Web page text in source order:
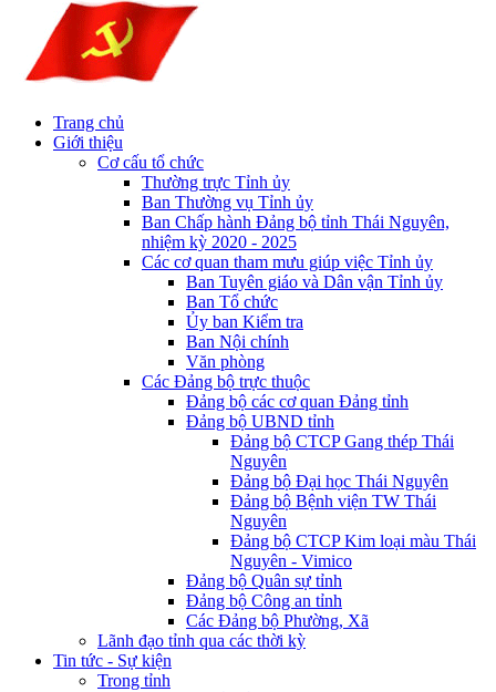
Trang chủ
Giới thiệu
Cơ cấu tổ chức
Thường trực Tỉnh ủy
Ban Thường vụ Tỉnh ủy
Ban Chấp hành Đảng bộ tỉnh Thái Nguyên,
nhiệm kỳ 2020 - 2025
Các cơ quan tham mưu giúp việc Tỉnh ủy
Ban Tuyên giáo và Dân vận Tỉnh ủy
Ban Tổ chức
Ủy ban Kiểm tra
Ban Nội chính
Văn phòng
Các Đảng bộ trực thuộc
Đảng bộ các cơ quan Đảng tỉnh
Đảng bộ UBND tỉnh
Đảng bộ CTCP Gang thép Thái
Nguyên
Đảng bộ Đại học Thái Nguyên
Đảng bộ Bệnh viện TW Thái
Nguyên
Đảng bộ CTCP Kim loại màu Thái
Nguyên - Vimico
Đảng bộ Quân sự tỉnh
Đảng bộ Công an tỉnh
Các Đảng bộ Phường, Xã
Lãnh đạo tỉnh qua các thời kỳ
Tin tức - Sự kiện
Trong tỉnh